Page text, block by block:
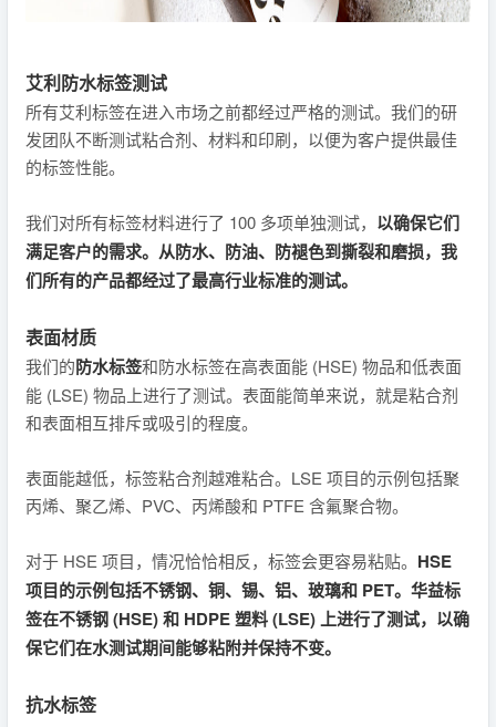
艾利防水标签测试
所有艾利标签在进入市场之前都经过严格的测试。我们的研
发团队不断测试粘合剂、材料和印刷，以便为客户提供最佳
的标签性能。
我们对所有标签材料进行了 100 多项单独测试， 以确保它们
满足客户的需求。从防水、防油、防褪色到撕裂和磨损，我
们所有的产品都经过了最高行业标准的测试。
表面材质
我们的防水标签和防水标签在高表面能 (HSE) 物品和低表面
能 (LSE) 物品上进行了测试。表面能简单来说，就是粘合剂
和表面相互排斥或吸引的程度。
表面能越低，标签粘合剂越难粘合。LSE 项目的示例包括聚
丙烯、聚乙烯、PVC、丙烯酸和 PTFE 含氟聚合物。
对于 HSE 项目，情况恰恰相反，标签会更容易粘贴。 HSE
项目的示例包括不锈钢、铜、锡、铝、玻璃和 PET。华益标
签在不锈钢 (HSE) 和 HDPE 塑料 (LSE) 上进行了测试，以确
保它们在水测试期间能够粘附并保持不变。
抗水标签